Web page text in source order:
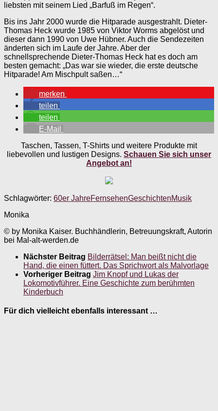
liebsten mit seinem Lied „Barfuß im Regen“.
Bis ins Jahr 2000 wurde die Hitparade ausgestrahlt. Dieter-
Thomas Heck wurde 1985 von Viktor Worms abgelöst und
dieser dann 1990 von Uwe Hübner. Auch die Sendezeiten
änderten sich im Laufe der Jahre. Aber der
schnellsprechende Dieter-Thomas Heck hat es doch am
besten gemacht: „Das war sie wieder, die erste deutsche
Hitparade! Am Mischpult saßen…“
merken
teilen
teilen
E-Mail
Taschen, Tassen, T-Shirts und weitere Produkte mit
liebevollen und lustigen Designs. Schauen Sie sich unser
Angebot an!
Schlagwörter: 60er JahreFernsehenGeschichtenMusik
Monika
© by Monika Kaiser. Buchhändlerin, Betreuungskraft, Autorin
bei Mal-alt-werden.de
Nächster Beitrag Bilderrätsel: Man beißt nicht die
Hand, die einen füttert. Das Sprichwort als Malvorlage
Vorheriger Beitrag Jim Knopf und Lukas der
Lokomotivführer. Eine Geschichte zum berühmten
Kinderbuch
Für dich vielleicht ebenfalls interessant …